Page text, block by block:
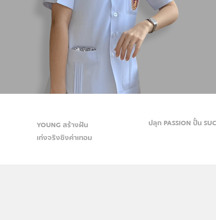
YOUNG สร้างฝัน
เก่งจริงชิงค่าเทอม
ปลุก PASSION ปั้น